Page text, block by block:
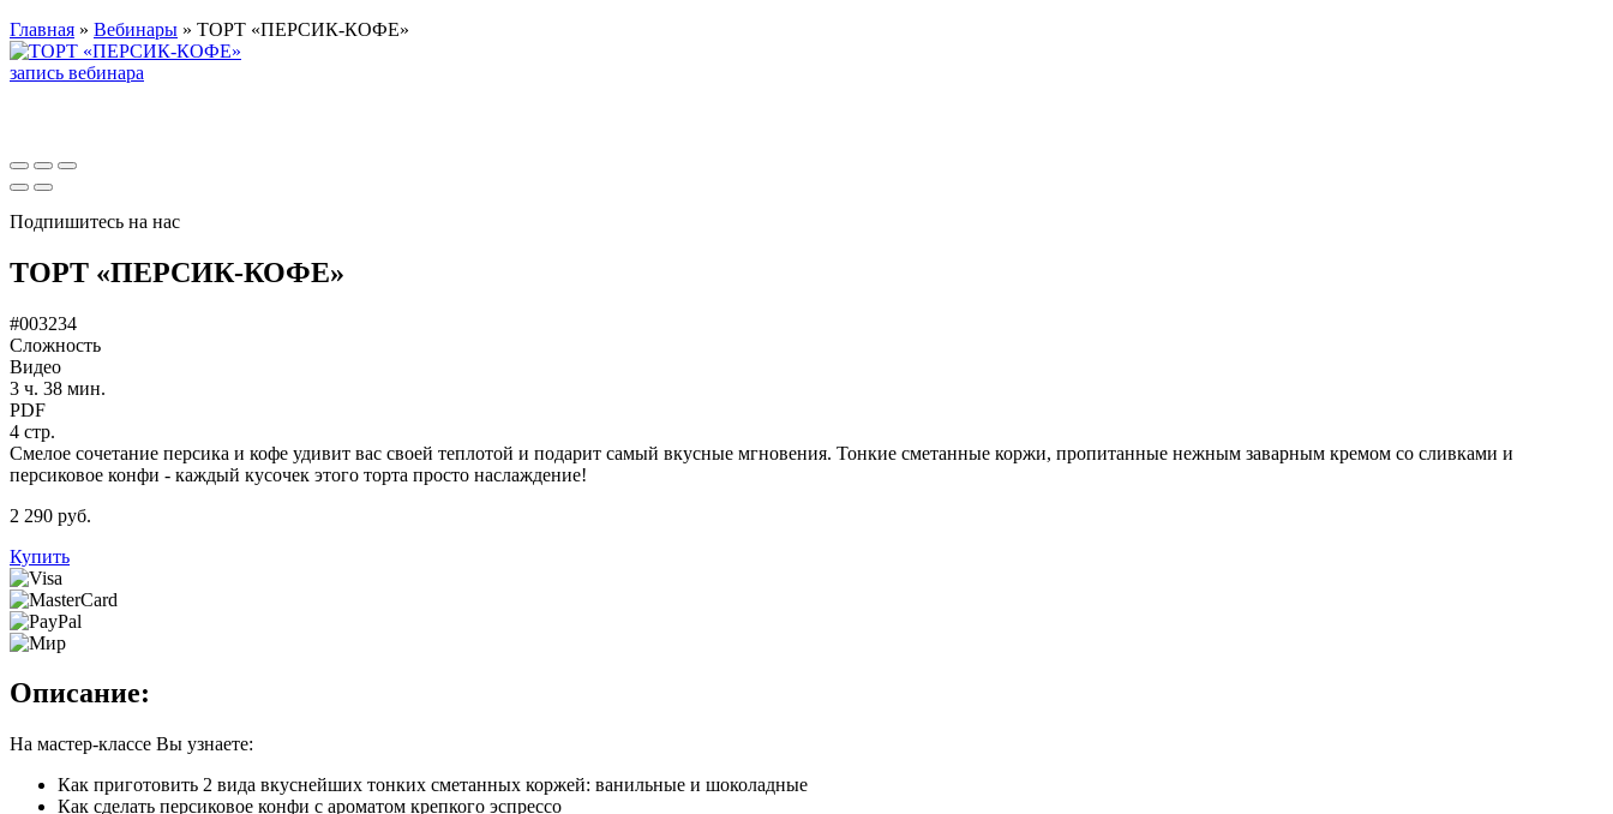
Главная » Вебинары » ТОРТ «ПЕРСИК-КОФЕ»
запись вебинара
Подпишитесь на нас
ТОРТ «ПЕРСИК-КОФЕ»
#003234
Сложность
Видео
3 ч. 38 мин.
PDF
4 стр.
Смелое сочетание персика и кофе удивит вас своей теплотой и подарит самый вкусные мгновения. Тонкие сметанные коржи, пропитанные нежным заварным кремом со сливками и
персиковое конфи - каждый кусочек этого торта просто наслаждение!
2 290 руб.
Купить
Описание:
На мастер-классе Вы узнаете:
Как приготовить 2 вида вкуснейших тонких сметанных коржей: ванильные и шоколадные
Как сделать персиковое конфи с ароматом крепкого эспрессо